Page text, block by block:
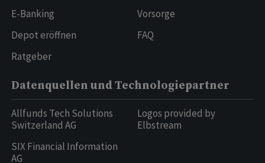
E-Banking
Depot eröffnen
Ratgeber
Vorsorge
FAQ
Datenquellen und Technologiepartner
Allfunds Tech Solutions
Switzerland AG
SIX Financial Information
AG
Logos provided by
Elbstream